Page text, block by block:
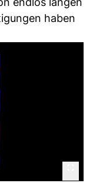
haben